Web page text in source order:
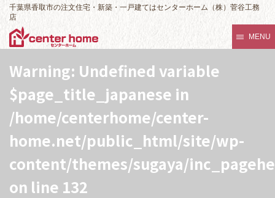
千葉県香取市の注文住宅・新築・一戸建てはセンターホーム（株）菅谷工務
店
MENU
Warning: Undefined variable
$page_title_japanese in
/home/centerhome/center-
home.net/public_html/site/wp-
content/themes/sugaya/
on line 132